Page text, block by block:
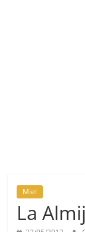
Miel
La